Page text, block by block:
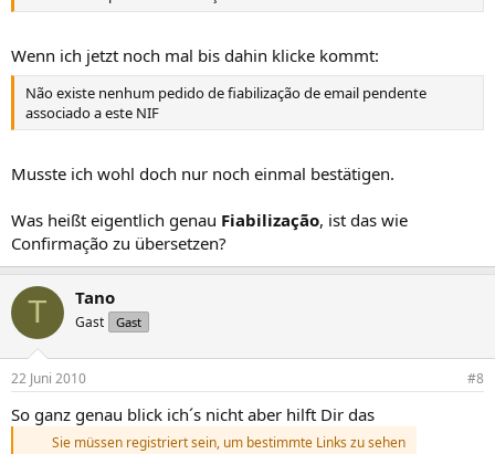
Wenn ich jetzt noch mal bis dahin klicke kommt:
Não existe nenhum pedido de fiabilização de email pendente
associado a este NIF
Musste ich wohl doch nur noch einmal bestätigen.
Was heißt eigentlich genau Fiabilização, ist das wie
Confirmação zu übersetzen?
T Tano
Gast Gast
22 Juni 2010 #8
So ganz genau blick ich´s nicht aber hilft Dir das
Sie müssen registriert sein, um bestimmte Links zu sehen